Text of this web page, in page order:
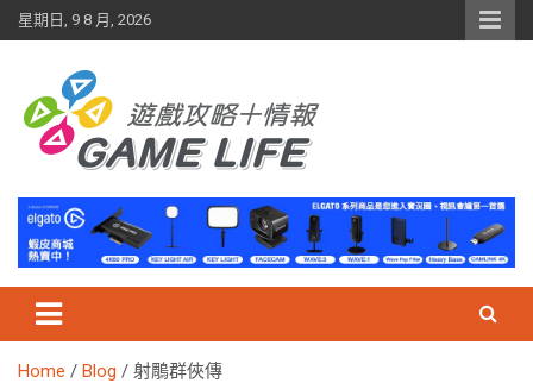
Skip
to
星期日, 9 8 月, 2026
Home Blog 射鵰群俠傳